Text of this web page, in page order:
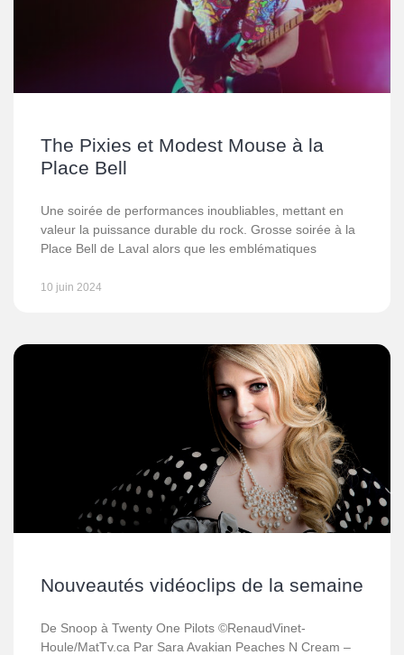
The Pixies et Modest Mouse à la
Place Bell
Une soirée de performances inoubliables, mettant en
valeur la puissance durable du rock. Grosse soirée à la
Place Bell de Laval alors que les emblématiques
10 juin 2024
Nouveautés vidéoclips de la semaine
De Snoop à Twenty One Pilots ©RenaudVinet-
Houle/MatTv.ca Par Sara Avakian Peaches N Cream –